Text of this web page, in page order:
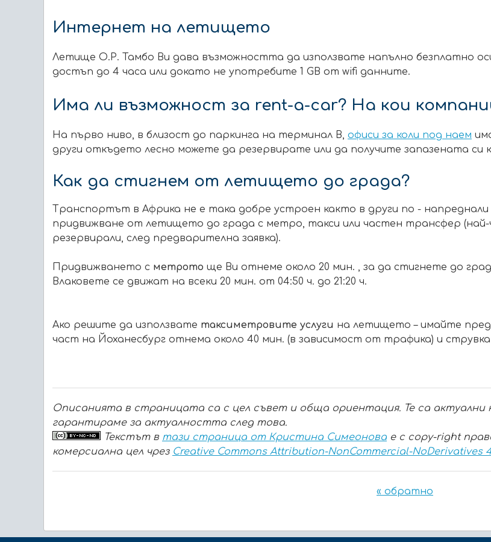
Интернет на летището
Летище О.Р. Тамбо Ви дава възможността да използвате напълно безплатно
достъп до 4 часа или докато не употребите 1 GB от wifi данните.
Има ли възможност за rent-a-car? На кои
На първо ниво, в близост до паркинга на терминал B, офиси за коли под наем
други откъдето лесно можете да резервирате или да получите запазената си
Как да стигнем от летището до града?
Транспортът в Африка не е така добре устроен както в други по -
придвижване от летището до града с метро, такси или частен трансфер
резервирали, след предварителна заявка).
Придвижването с метрото ще Ви отнеме около 20 мин. , за да стигнете до
Влаковете се движат на всеки 20 мин. от 04:50 ч. до 21:20 ч.
Ако решите да използвате таксиметровите услуги на летището – имайте
част на Йоханесбург отнема около 40 мин. (в зависимост от трафика) и струвка
Описанията в страницата са с цел съвет и обща ориентация. Те са актуални
гарантираме за актуалността след това.
Текстът в тази страница от Кристина Симеонова е с copy-right
комерсиална цел чрез Creative Commons Attribution-NonCommercial-NoDerivatives
« обратно